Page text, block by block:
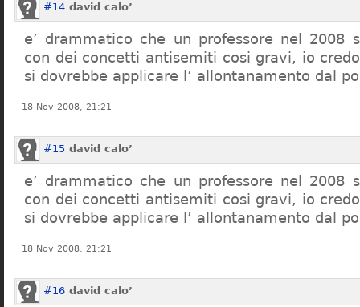
#14 david calo’
e’ drammatico che un professore nel 2008
con dei concetti antisemiti cosi gravi, io
si dovrebbe applicare l’ allontanamento dal
18 Nov 2008, 21:21
#15 david calo’
e’ drammatico che un professore nel 2008
con dei concetti antisemiti cosi gravi, io
si dovrebbe applicare l’ allontanamento dal
18 Nov 2008, 21:21
#16 david calo’